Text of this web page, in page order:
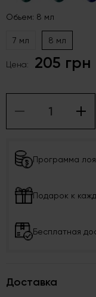
Обьем: 8 мл
7 мл 8 мл
Цена: 205 грн
Программа
Подарок к
Бесплатная
Доставка